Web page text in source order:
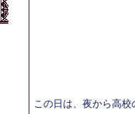
この日は、夜から高校